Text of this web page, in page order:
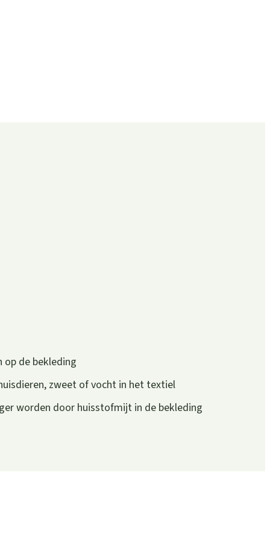
op de bekleding
zweet of vocht in het textiel
worden door huisstofmijt in de bekleding